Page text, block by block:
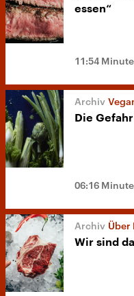
essen“
11:54
Die
06:16
Über
Wir sind